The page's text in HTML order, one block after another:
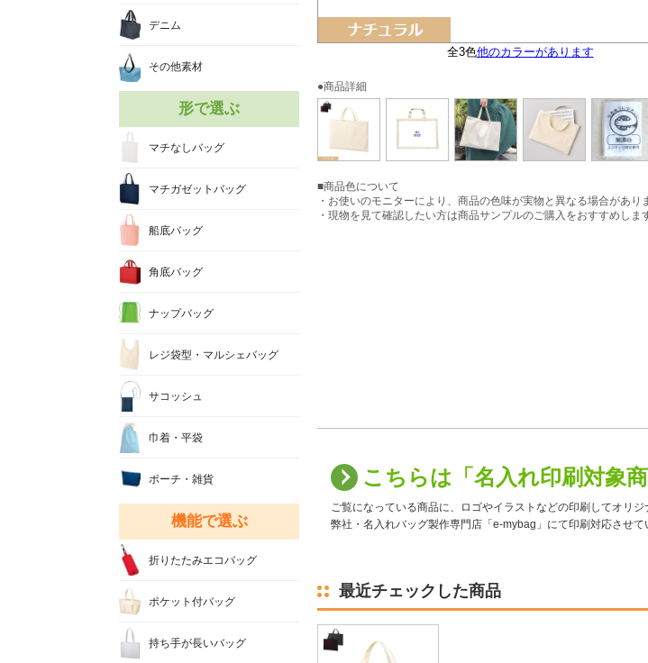
全3色他のカラーがあります
B4サイズ対応
大きさイメージ
使用イメージ
エコマークタグ付き
●商品詳細
■商品色について
・お使いのモニターにより、商品の色味が実物と異なる場合があり
・現物を見て確認したい方は商品サンプルのご購入をおすすめしま
こちらは「名入れ印刷対象商
ご覧になっている商品に、ロゴやイラストなどの印刷してオリ
弊社・名入れバッグ製作専門店「e-mybag」にて印刷対応させて
最近チェックした商品
デニム
その他素材
形で選ぶ
マチなしバッグ
マチガゼットバッグ
船底バッグ
角底バッグ
ナップバッグ
レジ袋型・マルシェバッグ
サコッシュ
巾着・平袋
ポーチ・雑貨
機能で選ぶ
折りたたみエコバッグ
ポケット付バッグ
持ち手が長いバッグ